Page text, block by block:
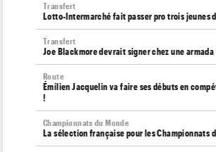
Transfert
Lotto-Intermarché fait passer pro trois jeunes
Transfert
Joe Blackmore devrait signer chez une armada
Route
Émilien Jacquelin va faire ses débuts en
!
Championnats du Monde
La sélection française pour les Championnats